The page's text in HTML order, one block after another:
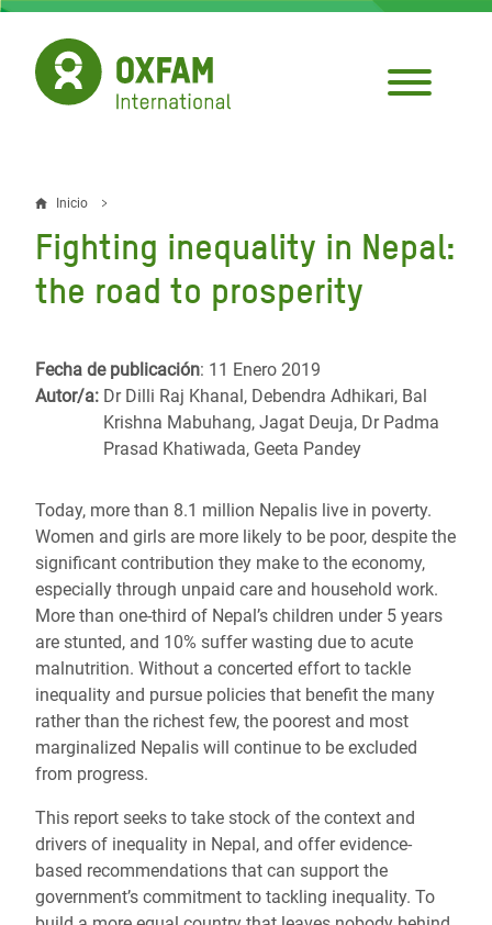
Pasar
contenido
principal
Sobrescribir
enlaces
de
a
navegación
Inicio
Fighting inequality in Nepal:
the road to prosperity
Fecha de publicación: 11 Enero 2019
Autor/a: Dr Dilli Raj Khanal, Debendra Adhikari, Bal
Krishna Mabuhang, Jagat Deuja, Dr Padma
Prasad Khatiwada, Geeta Pandey
Today, more than 8.1 million Nepalis live in poverty.
Women and girls are more likely to be poor, despite the
significant contribution they make to the economy,
especially through unpaid care and household work.
More than one-third of Nepal’s children under 5 years
are stunted, and 10% suffer wasting due to acute
malnutrition. Without a concerted effort to tackle
inequality and pursue policies that benefit the many
rather than the richest few, the poorest and most
marginalized Nepalis will continue to be excluded
from progress.
This report seeks to take stock of the context and
drivers of inequality in Nepal, and offer evidence-
based recommendations that can support the
government’s commitment to tackling inequality. To